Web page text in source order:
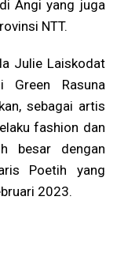
Angi yang juga
NTT.
Julie Laiskodat
Rasuna
sebagai artis
fashion dan
besar dengan
Poetih yang
2023.